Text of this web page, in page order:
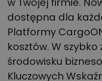
dostępna dla
Platformy
kosztów. W
środowisku
Kluczowych